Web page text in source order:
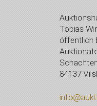
Tobias
öffentlich
84137